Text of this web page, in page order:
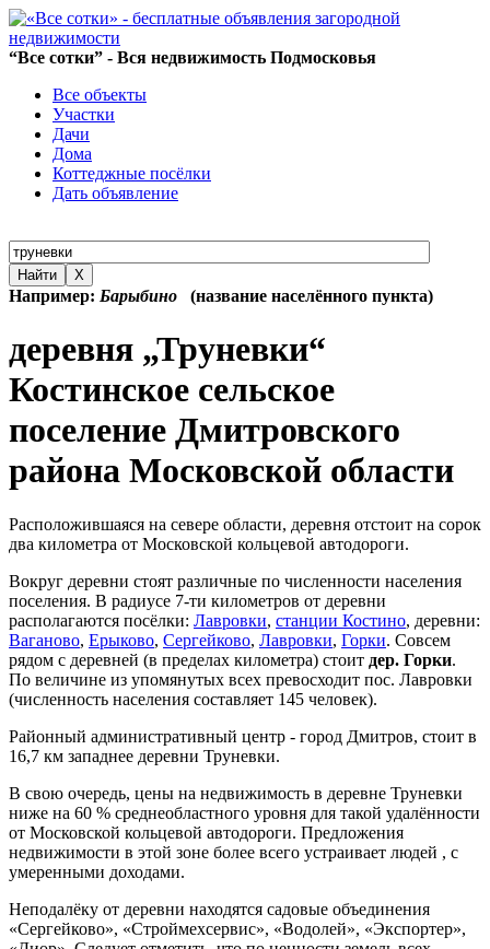
“Все сотки” - Вся недвижимость Подмосковья
Все объекты
Участки
Дачи
Дома
Коттеджные посёлки
Дать объявление
Найти X
Например: Барыбино (название населённого пункта)
деревня „Труневки“
Костинское сельское
поселение Дмитровского
района Московской области
Расположившаяся на севере области, деревня отстоит на сорок
два километра от Московской кольцевой автодороги.
Вокруг деревни стоят различные по численности населения
поселения. В радиусе 7-ти километров от деревни
располагаются посёлки: Лавровки, станции Костино, деревни:
Ваганово, Ерыково, Сергейково, Лавровки, Горки. Совсем
рядом с деревней (в пределах километра) стоит дер. Горки.
По величине из упомянутых всех превосходит пос. Лавровки
(численность населения составляет 145 человек).
Районный административный центр - город Дмитров, стоит в
16,7 км западнее деревни Труневки.
В свою очередь, цены на недвижимость в деревне Труневки
ниже на 60 % среднеобластного уровня для такой удалённости
от Московской кольцевой автодороги. Предложения
недвижимости в этой зоне более всего устраивает людей , с
умеренными доходами.
Неподалёку от деревни находятся садовые объединения
«Сергейково», «Строймехсервис», «Водолей», «Экспортер»,